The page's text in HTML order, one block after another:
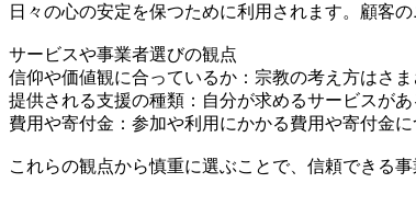
日々の心の安定を保つために利用されます。顧客
サービスや事業者選びの観点
信仰や価値観に合っているか：宗教の考え方はさ
提供される支援の種類：自分が求めるサービスが
費用や寄付金：参加や利用にかかる費用や寄付金
これらの観点から慎重に選ぶことで、信頼できる事